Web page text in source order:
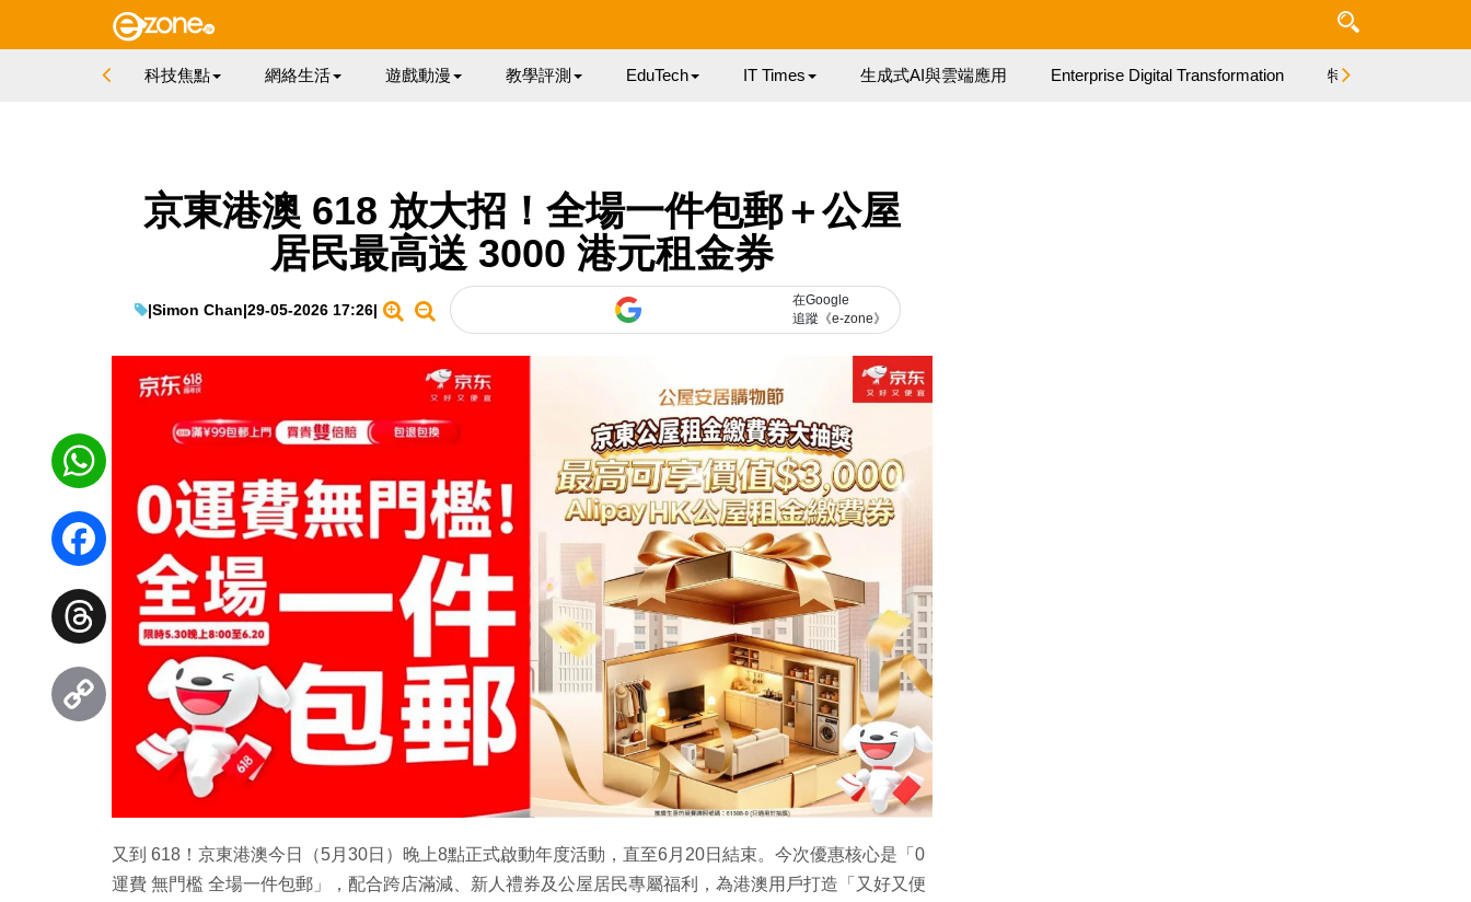
科技焦點 網絡生活 遊戲動漫 教學評測 EduTech IT Times 生成式AI與雲端應用 Enterprise Digital Transformation 特集
京東港澳 618 放大招！全場一件包郵＋公屋
居民最高送 3000 港元租金券
|Simon Chan|29-05-2026 17:26|
在Google
追蹤《e-zone》
又到 618！京東港澳今日（5月30日）晚上8點正式啟動年度活動，直至6月20日結束。今次優惠核心是「0
運費 無門檻 全場一件包郵」，配合跨店滿減、新人禮券及公屋居民專屬福利，為港澳用戶打造「又好又便
WhatsApp
Facebook
Threads